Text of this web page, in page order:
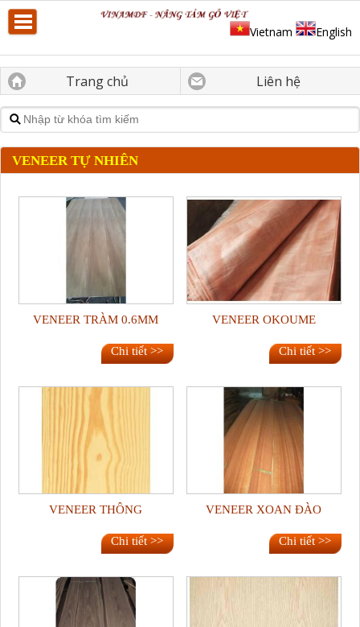
Vietnam English
Trang chủ Liên hệ
VENEER TỰ NHIÊN
VENEER TRÀM 0.6MM
Chi tiết >>
VENEER OKOUME
Chi tiết >>
VENEER THÔNG
Chi tiết >>
VENEER XOAN ĐÀO
Chi tiết >>